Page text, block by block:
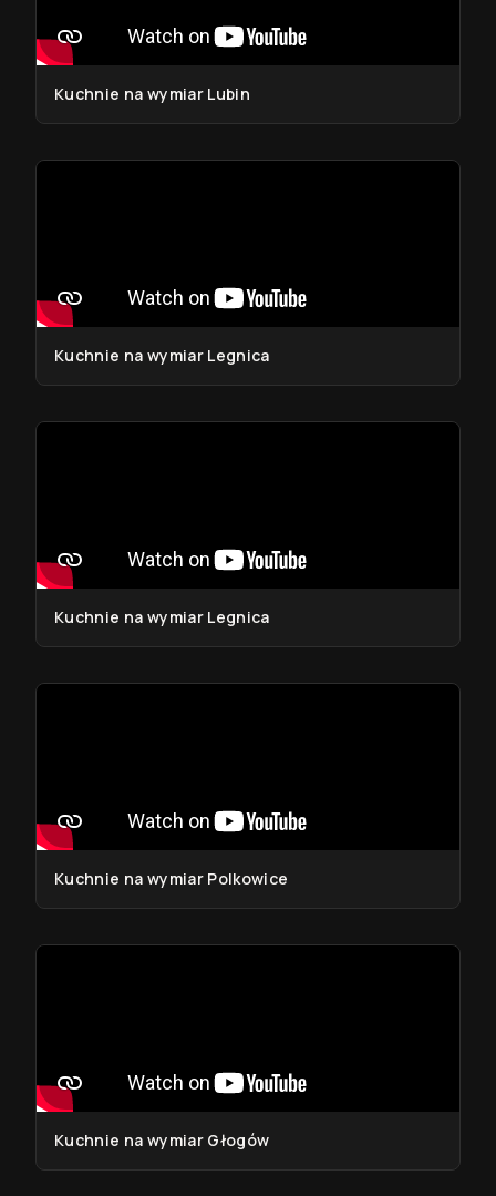
Kuchnie na wymiar Lubin
Kuchnie na wymiar Legnica
Kuchnie na wymiar Legnica
Kuchnie na wymiar Polkowice
Kuchnie na wymiar Głogów